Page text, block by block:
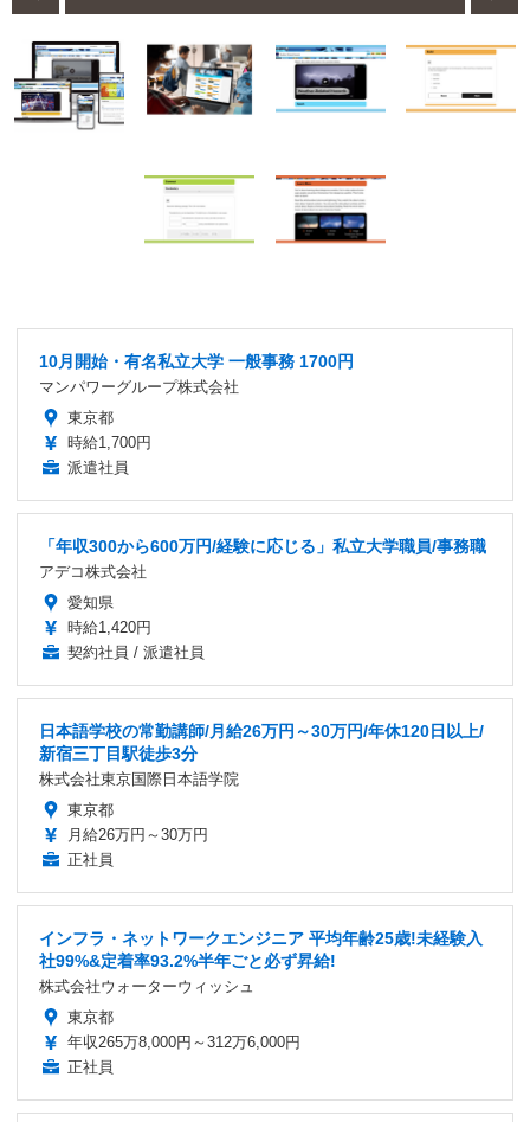
10月開始・有名私立大学 一般事務 1700円
マンパワーグループ株式会社
東京都
時給1,700円
派遣社員
「年収300から600万円/経験に応じる」私立大学職員/事務職
アデコ株式会社
愛知県
時給1,420円
契約社員 / 派遣社員
日本語学校の常勤講師/月給26万円～30万円/年休120日以上/
新宿三丁目駅徒歩3分
株式会社東京国際日本語学院
東京都
月給26万円～30万円
正社員
インフラ・ネットワークエンジニア 平均年齢25歳!未経験入
社99%&定着率93.2%半年ごと必ず昇給!
株式会社ウォーターウィッシュ
東京都
年収265万8,000円～312万6,000円
正社員